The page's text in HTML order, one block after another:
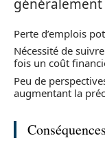
généralement
Perte d’emplois
Nécessité de
fois un coût
Peu de
augmentant la